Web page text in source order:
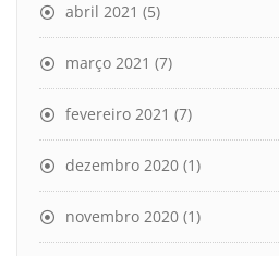
abril 2021 (5)
março 2021 (7)
fevereiro 2021 (7)
dezembro 2020 (1)
novembro 2020 (1)